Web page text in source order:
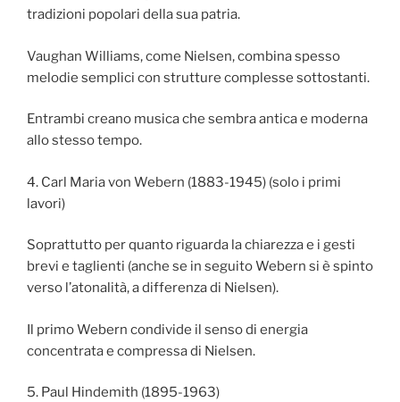
tradizioni popolari della sua patria.
Vaughan Williams, come Nielsen, combina spesso
melodie semplici con strutture complesse sottostanti.
Entrambi creano musica che sembra antica e moderna
allo stesso tempo.
4. Carl Maria von Webern (1883-1945) (solo i primi
lavori)
Soprattutto per quanto riguarda la chiarezza e i gesti
brevi e taglienti (anche se in seguito Webern si è spinto
verso l’atonalità, a differenza di Nielsen).
Il primo Webern condivide il senso di energia
concentrata e compressa di Nielsen.
5. Paul Hindemith (1895-1963)